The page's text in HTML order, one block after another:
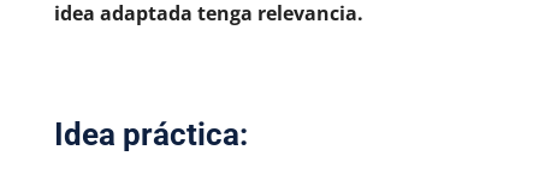
idea adaptada tenga relevancia.
Idea práctica: